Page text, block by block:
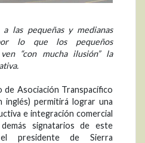
las pequeñas y medianas
lo que los pequeños
“con mucha ilusión” la
de Asociación Transpacífico
inglés) permitirá lograr una
e integración comercial
signatarios de este
presidente de Sierra